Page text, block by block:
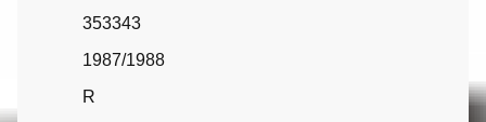
353343
1987/1988
R